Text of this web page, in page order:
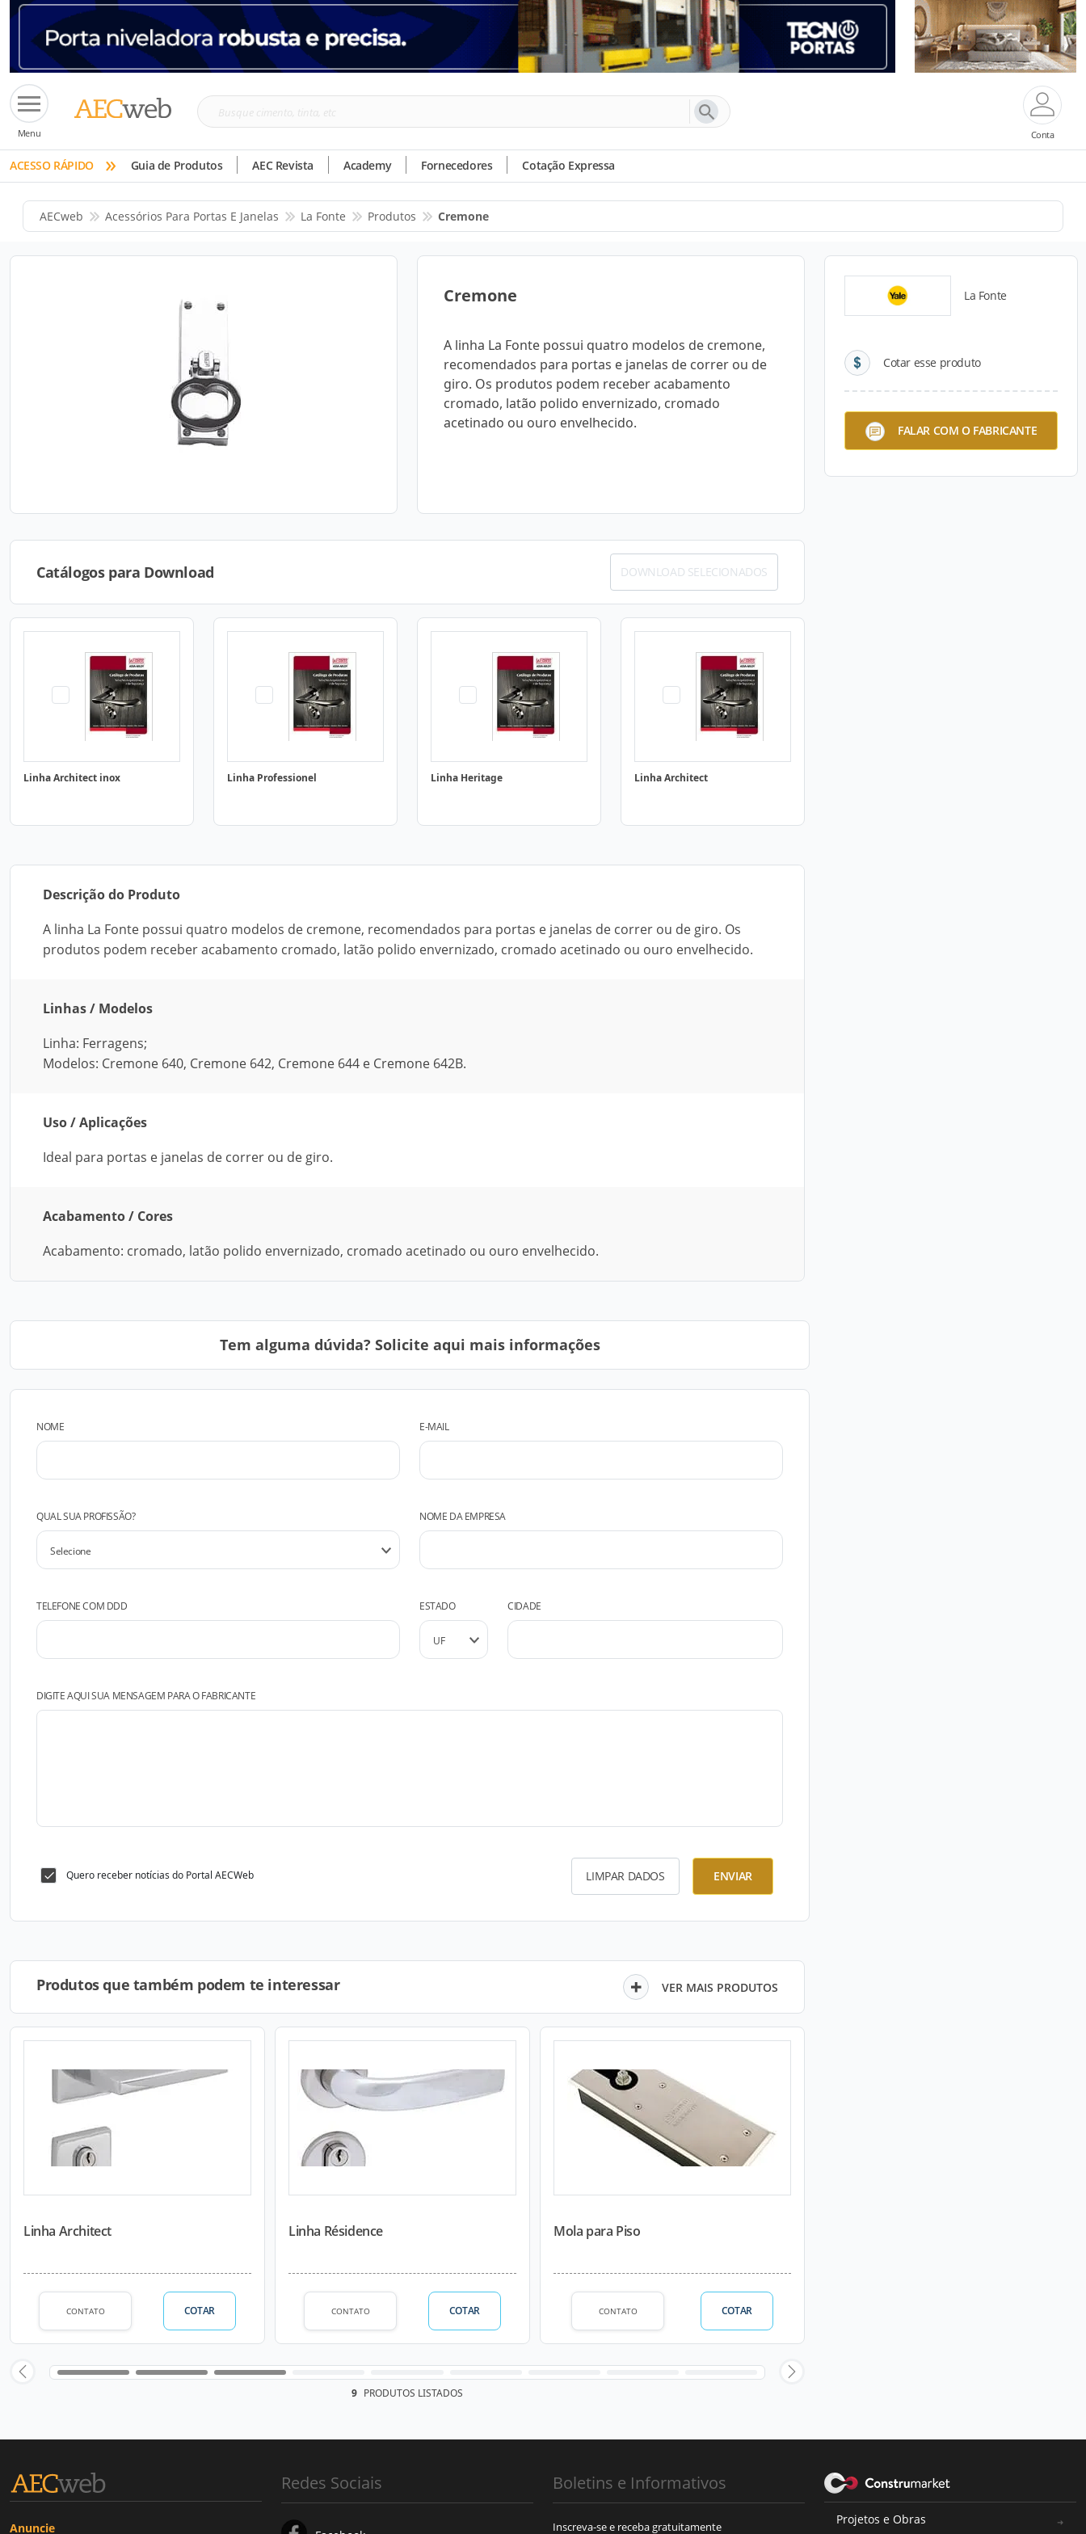
Menu
Busque
tinta,
etc
Conta
ACESSO RÁPIDO » Guia de Produtos AEC Revista Academy Fornecedores Cotação Expressa
AECweb Acessórios Para Portas E Janelas La Fonte Produtos Cremone
Cremone
A linha La Fonte possui quatro modelos de cremone,
recomendados para portas e janelas de correr ou de
giro. Os produtos podem receber acabamento
cromado, latão polido envernizado, cromado
acetinado ou ouro envelhecido.
La Fonte
Cotar esse produto
FALAR COM O FABRICANTE
Catálogos para Download DOWNLOAD SELECIONADOS
Linha Architect inox Linha Professionel Linha Heritage Linha Architect
Descrição do Produto
A linha La Fonte possui quatro modelos de cremone, recomendados para portas e janelas de correr ou de giro. Os
produtos podem receber acabamento cromado, latão polido envernizado, cromado acetinado ou ouro envelhecido.
Linhas / Modelos
Linha: Ferragens;
Modelos: Cremone 640, Cremone 642, Cremone 644 e Cremone 642B.
Uso / Aplicações
Ideal para portas e janelas de correr ou de giro.
Acabamento / Cores
Acabamento: cromado, latão polido envernizado, cromado acetinado ou ouro envelhecido.
Tem alguma dúvida? Solicite aqui mais informações
NOME E-MAIL
QUAL SUA PROFISSÃO? NOME DA EMPRESA
TELEFONE COM DDD ESTADO CIDADE
DIGITE AQUI SUA MENSAGEM PARA O FABRICANTE
Quero receber notícias do Portal AECWeb LIMPAR DADOS ENVIAR
Produtos que também podem te interessar VER MAIS PRODUTOS
Linha Architect
CONTATO COTAR
Linha Résidence
CONTATO COTAR
Mola para Piso
CONTATO COTAR
9 PRODUTOS LISTADOS
Anuncie
Redes Sociais Boletins e Informativos
Inscreva-se e receba gratuitamente
Projetos e Obras